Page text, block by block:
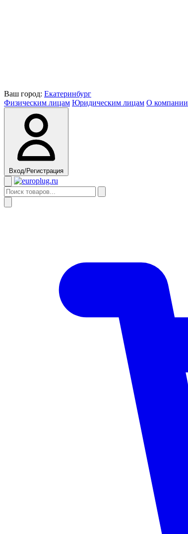
Ваш город: Екатеринбург
Физическим лицам Юридическим лицам О компании
Вход/Регистрация